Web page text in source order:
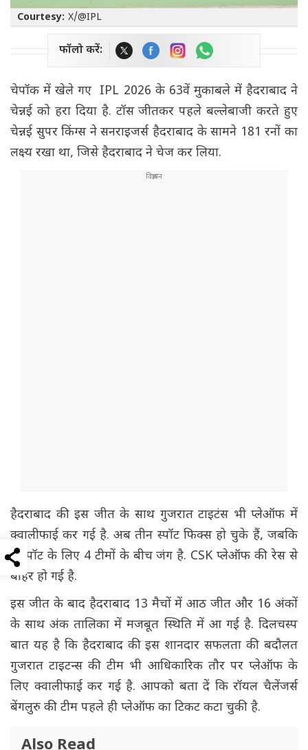
Courtesy: X/@IPL
फॉलो करें:
चेपॉक में खेले गए IPL 2026 के 63वें मुकाबले में हैदराबाद ने
चेन्नई को हरा दिया है. टॉस जीतकर पहले बल्लेबाजी करते हुए
चेन्नई सुपर किंग्स ने सनराइजर्स हैदराबाद के सामने 181 रनों का
लक्ष्य रखा था, जिसे हैदराबाद ने चेज कर लिया.
हैदराबाद की इस जीत के साथ गुजरात टाइटंस भी प्लेऑफ में
क्वालीफाई कर गई है. अब तीन स्पॉट फिक्स हो चुके हैं, जबकि
1 स्पॉट के लिए 4 टीमों के बीच जंग है. CSK प्लेऑफ की रेस से
बाहर हो गई है.
इस जीत के बाद हैदराबाद 13 मैचों में आठ जीत और 16 अंकों
के साथ अंक तालिका में मजबूत स्थिति में आ गई है. दिलचस्प
बात यह है कि हैदराबाद की इस शानदार सफलता की बदौलत
गुजरात टाइटन्स की टीम भी आधिकारिक तौर पर प्लेऑफ के
लिए क्वालीफाई कर गई है. आपको बता दें कि रॉयल चैलेंजर्स
बेंगलुरु की टीम पहले ही प्लेऑफ का टिकट कटा चुकी है.
Also Read